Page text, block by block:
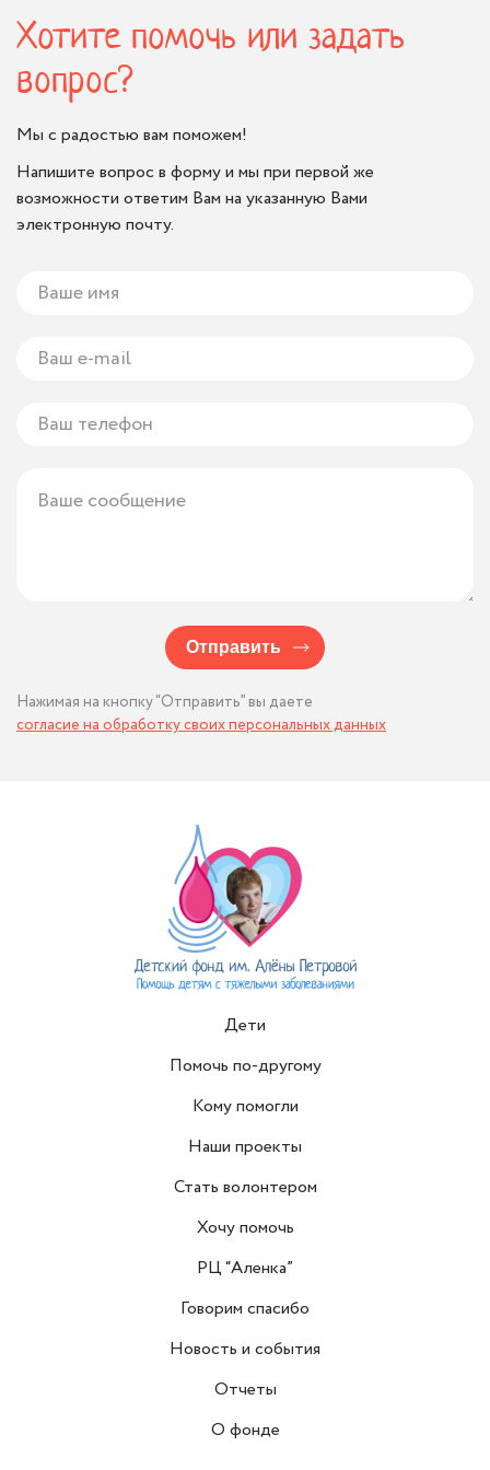
терапии, куда она попала после
операции. Надю привезли в Томск на
«скорой помощи» из села Анастасьевка,
Шегарского района. После частичного
удаления сложной опухоли ей
предстоит поездка в Москву для
повторной операции и дальнейшего
лечения. Девочке поставлен
что путь к выздоровлению будет долгим.
на...
Хотите помочь или задать
вопрос?
Мы с радостью вам поможем!
Напишите вопрос в форму и мы при первой же
возможности ответим Вам на указанную Вами
электронную почту.
Отправить
Нажимая на кнопку “Отправить” вы даете
согласие на обработку своих персональных данных
Дети
Помочь по-другому
Кому помогли
Наши проекты
Стать волонтером
Хочу помочь
РЦ “Аленка”
Говорим спасибо
Новость и события
Отчеты
О фонде